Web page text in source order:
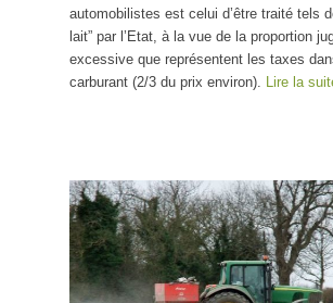
automobilistes est celui d’être traité tels
lait” par l’Etat, à la vue de la proportion
excessive que représentent les taxes
carburant (2/3 du prix environ).
Lire la